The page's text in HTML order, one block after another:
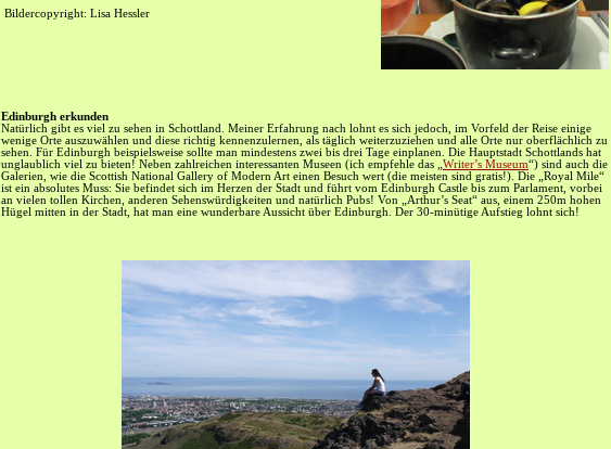
Bildercopyright: Lisa Hessler
Edinburgh erkunden
Natürlich gibt es viel zu sehen in Schottland. Meiner Erfahrung nach lohnt es sich jedoch, im Vorfeld der Reise einige
wenige Orte auszuwählen und diese richtig kennenzulernen, als täglich weiterzuziehen und alle Orte nur oberflächlich zu
sehen. Für Edinburgh beispielsweise sollte man mindestens zwei bis drei Tage einplanen. Die Hauptstadt Schottlands hat
unglaublich viel zu bieten! Neben zahlreichen interessanten Museen (ich empfehle das „ Writer’s Museum“) sind auch die
Galerien, wie die Scottish National Gallery of Modern Art einen Besuch wert (die meisten sind gratis!). Die „Royal Mile“
ist ein absolutes Muss: Sie befindet sich im Herzen der Stadt und führt vom Edinburgh Castle bis zum Parlament, vorbei
an vielen tollen Kirchen, anderen Sehenswürdigkeiten und natürlich Pubs! Von „Arthur’s Seat“ aus, einem 250m hohen
Hügel mitten in der Stadt, hat man eine wunderbare Aussicht über Edinburgh. Der 30-minütige Aufstieg lohnt sich!